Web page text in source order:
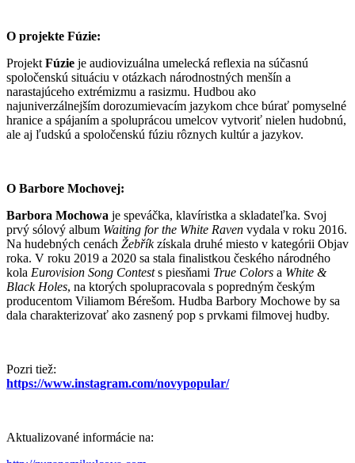
O projekte Fúzie:
Projekt Fúzie je audiovizuálna umelecká reflexia na súčasnú
spoločenskú situáciu v otázkach národnostných menšín a
narastajúceho extrémizmu a rasizmu. Hudbou ako
najuniverzálnejším dorozumievacím jazykom chce búrať pomyselné
hranice a spájaním a spoluprácou umelcov vytvoriť nielen hudobnú,
ale aj ľudskú a spoločenskú fúziu rôznych kultúr a jazykov.
O Barbore Mochovej:
Barbora Mochowa je speváčka, klavíristka a skladateľka. Svoj
prvý sólový album Waiting for the White Raven vydala v roku 2016.
Na hudebných cenách Žebříkzískala druhé miesto v kategórii Objav
roka. V roku 2019 a 2020 sa stala finalistkou českého národného
kola Eurovision Song Contests piesňami True Colors a White &
Black Holes, na ktorých spolupracovala s popredným českým
producentom Viliamom Bérešom. Hudba Barbory Mochowe by sa
dala charakterizovať ako zasnený pop s prvkami filmovej hudby.
Pozri tiež:
https://www.instagram.com/novypopular/
Aktualizované informácie na: